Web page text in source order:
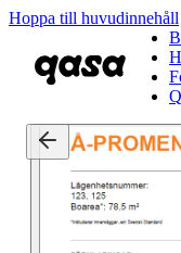
Hoppa till huvudinnehåll